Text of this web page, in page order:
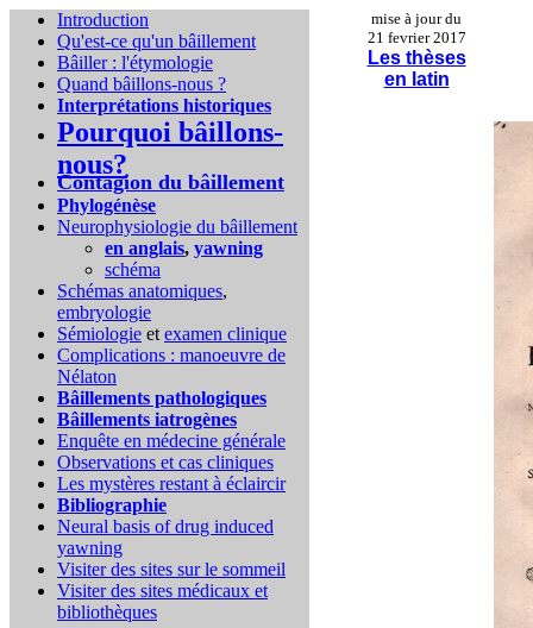
Introduction
Qu'est-ce qu'un bâillement
Bâiller : l'étymologie
Quand bâillons-nous ?
Interprétations historiques
Pourquoi bâillons-
nous?
Contagion du bâillement
Phylogénèse
Neurophysiologie du bâillement
en anglais, yawning
schéma
Schémas anatomiques,
embryologie
Sémiologie et examen clinique
Complications : manoeuvre de
Nélaton
Bâillements pathologiques
Bâillements iatrogènes
Enquête en médecine générale
Observations et cas cliniques
Les mystères restant à éclaircir
Bibliographie
Neural basis of drug induced
yawning
Visiter des sites sur le sommeil
Visiter des sites médicaux et
bibliothèques
mise à jour du
21 fevrier 2017
Les thèses
en latin